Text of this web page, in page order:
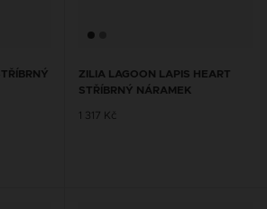
ZILIA LAGOON LAPIS HEART
STŘÍBRNÝ NÁRAMEK
1 317 Kč